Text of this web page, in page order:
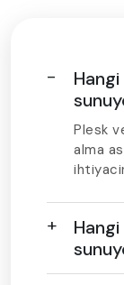
Plesk
alma